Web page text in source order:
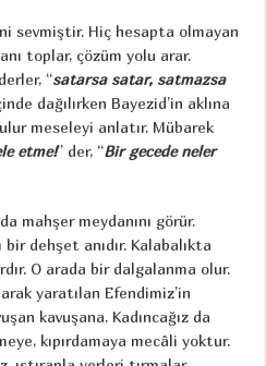
sevmiştir. Hiç hesapta olmayan
toplar, çözüm yolu arar.
“satarsa satar, satmazsa
dağılırken Bayezid’in aklına
meseleyi anlatır. Mübarek
etme!” der, “Bir gecede neler
mahşer meydanını görür.
dehşet anıdır. Kalabalıkta
O arada bir dalgalanma olur.
yaratılan Efendimiz’in
kavuşana. Kadıncağız da
kıpırdamaya mecâli yoktur.